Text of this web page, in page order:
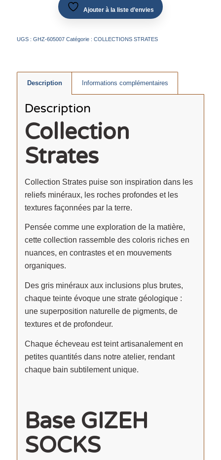
Ajouter à la liste d’envies
UGS : GHZ-605007 Catégorie : COLLECTIONS STRATES
Description Informations complémentaires
Description
Collection
Strates
Collection Strates puise son inspiration dans les
reliefs minéraux, les roches profondes et les
textures façonnées par la terre.
Pensée comme une exploration de la matière,
cette collection rassemble des coloris riches en
nuances, en contrastes et en mouvements
organiques.
Des gris minéraux aux inclusions plus brutes,
chaque teinte évoque une strate géologique :
une superposition naturelle de pigments, de
textures et de profondeur.
Chaque écheveau est teint artisanalement en
petites quantités dans notre atelier, rendant
chaque bain subtilement unique.
Base GIZEH
SOCKS